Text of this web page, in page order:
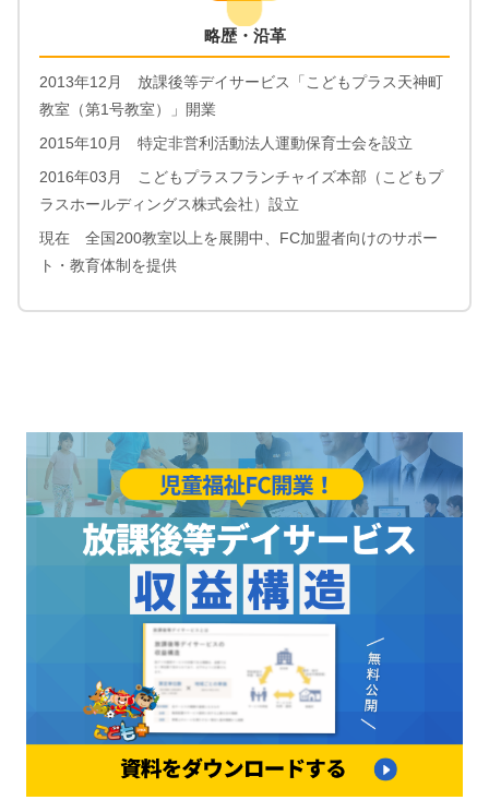
略歴・沿革
2013年12月 放課後等デイサービス「こどもプラス天神町
教室（第1号教室）」開業
2015年10月 特定非営利活動法人運動保育士会を設立
2016年03月 こどもプラスフランチャイズ本部（こどもプ
ラスホールディングス株式会社）設立
現在 全国200教室以上を展開中、FC加盟者向けのサポー
ト・教育体制を提供